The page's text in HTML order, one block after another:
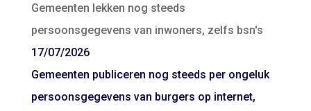
Gemeenten lekken nog steeds
persoonsgegevens van inwoners, zelfs bsn's
17/07/2026
Gemeenten publiceren nog steeds per ongeluk
persoonsgegevens van burgers op internet,